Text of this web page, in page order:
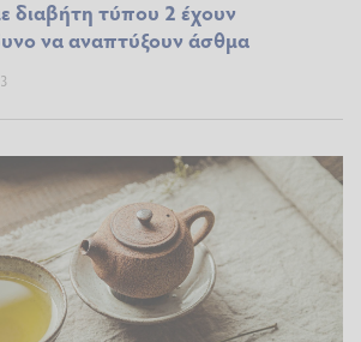
διαβήτη τύπου 2 έχουν
να αναπτύξουν άσθμα